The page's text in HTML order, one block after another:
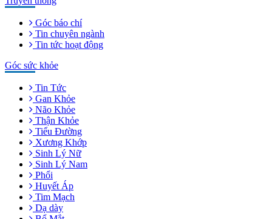
Góc báo chí
Tin chuyên ngành
Tin tức hoạt động
Góc sức khỏe
Tin Tức
Gan Khỏe
Não Khỏe
Thận Khỏe
Tiểu Đường
Xương Khớp
Sinh Lý Nữ
Sinh Lý Nam
Phổi
Huyết Áp
Tim Mạch
Dạ dày